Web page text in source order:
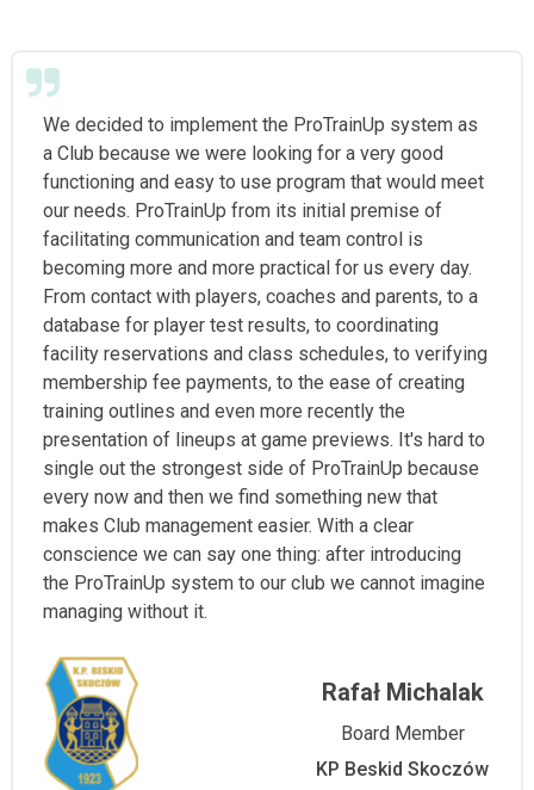
We decided to implement the ProTrainUp system as
a Club because we were looking for a very good
functioning and easy to use program that would meet
our needs. ProTrainUp from its initial premise of
facilitating communication and team control is
becoming more and more practical for us every day.
From contact with players, coaches and parents, to a
database for player test results, to coordinating
facility reservations and class schedules, to verifying
membership fee payments, to the ease of creating
training outlines and even more recently the
presentation of lineups at game previews. It's hard to
single out the strongest side of ProTrainUp because
every now and then we find something new that
makes Club management easier. With a clear
conscience we can say one thing: after introducing
the ProTrainUp system to our club we cannot imagine
managing without it.
Rafał Michalak
Board Member
KP Beskid Skoczów